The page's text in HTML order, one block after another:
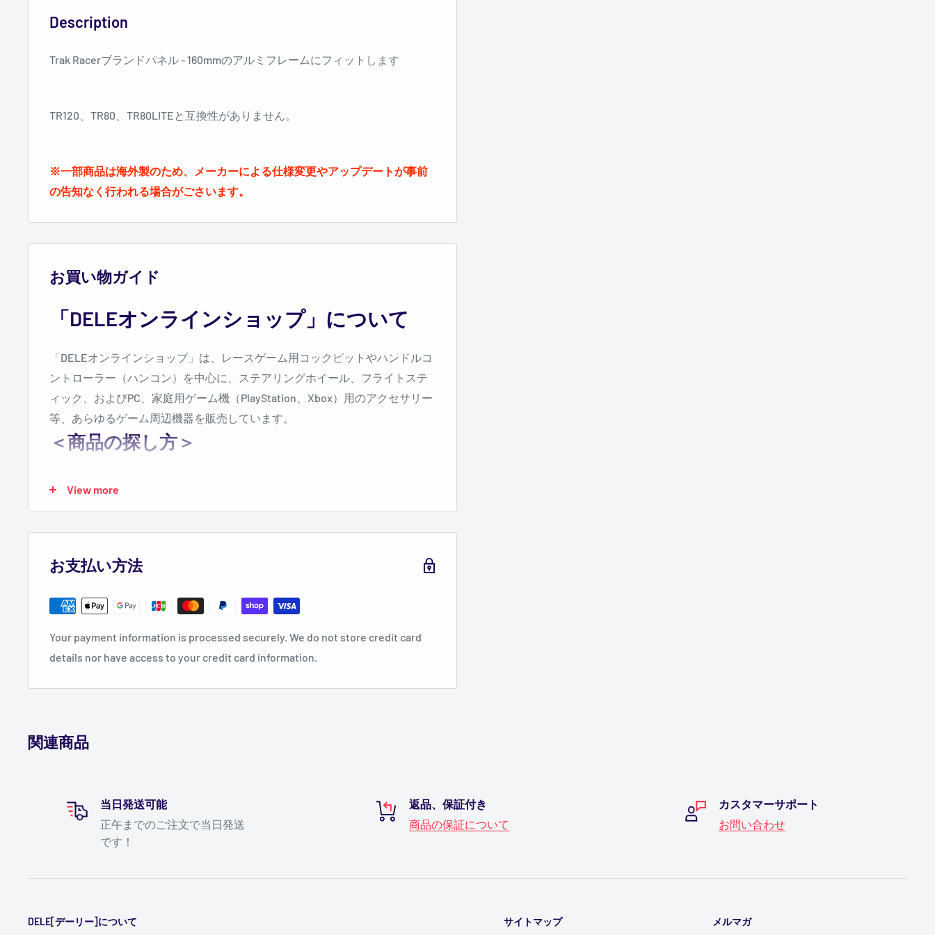
Description
Trak Racerブランドパネル - 160mmのアルミフレームにフィットします
TR120、TR80、TR80LITEと互換性がありません。
※一部商品は海外製のため、メーカーによる仕様変更やアップデートが事前
の告知なく行われる場合がごさいます。
お買い物ガイド
「DELEオンラインショップ」について
「DELEオンラインショップ」は、
レースゲーム用コックピットやハンドルコ
ントローラー（ハンコン）を中心に、ステアリングホイール、フライトステ
ィック、およびPC、家庭用ゲーム機（PlayStation、Xbox）用のアクセサリー
等、あらゆるゲーム周辺機器を販売しています。
＜商品の探し方＞
検索ウインドウに、お探しの商品に関連するキーワードを入れて検索して
ください。取り扱い商品の中からキーワードに関連した商品の一覧が表示
商品カテゴリーから探す
左側にある商品カテゴリーの中から、ご興味をお持ちの商品カテゴリーを
特にお買い得商品をお探しの場合は、これらのバナーを是非チェックして
検索結果を並べ替える
カテゴリー内の商品一覧や検索結果の商品を、商品コード、商品名、価格
(安い順)、価格(高い順)の条件で並べ替えることができます。
＜ご注文方法＞
をクリックしてください。商品の追加や取り消しも自由にできます。
View more
お支払い方法
Your payment information is processed securely. We do not store credit card
details nor have access to your credit card information.
関連商品
当日発送可能
正午までのご注文で当日発送
です！
返品、保証付き
商品の保証について
カスタマーサポート
お問い合わせ
DELE[デーリー]について サイトマップ メルマガ